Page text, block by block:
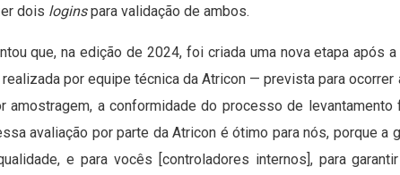
dois loginspara validação de ambos.
que, na edição de 2024, foi criada uma nova etapa após
por equipe técnica da Atricon — prevista para ocorrer
amostragem, a conformidade do processo de levantamento
avaliação por parte da Atricon é ótimo para nós, porque a
e para vocês [controladores internos], para